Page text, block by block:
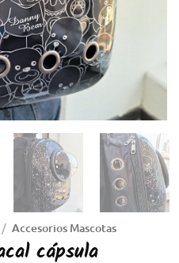
/ Accesorios Mascotas
cápsula